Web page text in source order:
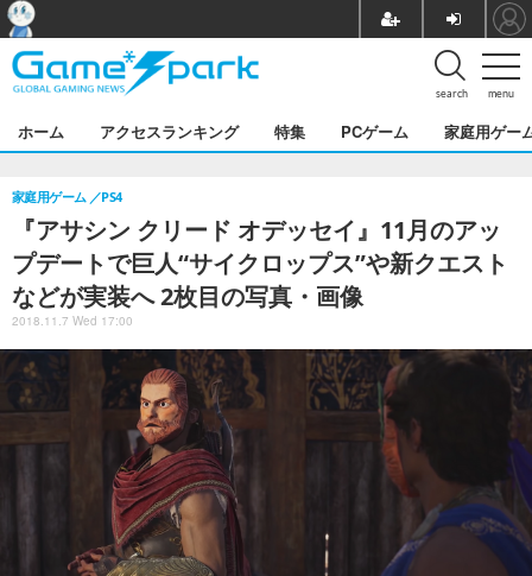
menu
search
ホーム アクセスランキング 特集 PCゲーム 家庭用ゲー
『アサシン クリード オデッセイ』11月のアッ
プデートで巨人“サイクロップス”や新クエスト
などが実装へ 2枚目の写真・画像
家庭用ゲーム PS4
2018.11.7 Wed 17:00